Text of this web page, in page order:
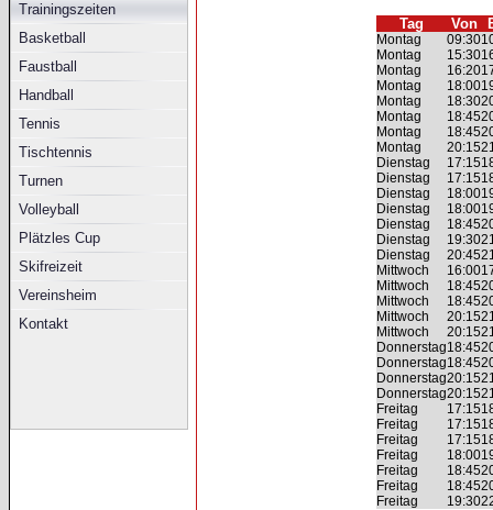
Trainingszeiten
Basketball
Faustball
Handball
Tennis
Tischtennis
Turnen
Volleyball
Plätzles Cup
Skifreizeit
Vereinsheim
Kontakt
Tag Von
Montag 09:30
Montag
15:30
Montag
16:20
Montag
18:00
Montag
18:30
Montag
18:45
Montag
18:45
Montag
20:15
Dienstag
17:15
Dienstag
17:15
Dienstag
18:00
Dienstag
18:00
Dienstag
18:45
Dienstag
19:30
Dienstag
20:45
Mittwoch
16:00
Mittwoch
18:45
Mittwoch
18:45
Mittwoch
20:15
Mittwoch
20:15
Donnerstag18:45
Donnerstag18:45
Donnerstag20:15
Donnerstag20:15
Freitag
17:15
Freitag
17:15
Freitag
17:15
Freitag
18:00
Freitag
18:45
Freitag
18:45
Freitag
19:30